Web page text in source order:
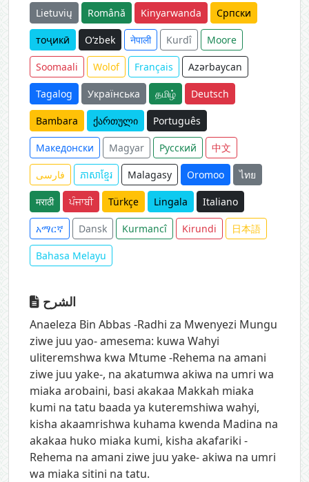
Lietuvių Română Kinyarwanda Српски
тоҷикӣ O‘zbek नेपाली Kurdî Moore
Soomaali Wolof Français Azərbaycan
Tagalog Українська தமிழ் Deutsch
Bambara ქართული Português
Македонски Magyar Русский 中文
فارسی ភាសាខ្មែរ Malagasy Oromoo ไทย
मराठी ਪੰਜਾਬੀ Türkçe Lingala Italiano
አማርኛ Dansk Kurmancî Kirundi 日本語
Bahasa Melayu
الشرح
Anaeleza Bin Abbas -Radhi za Mwenyezi Mungu
ziwe juu yao- amesema: kuwa Wahyi
uliteremshwa kwa Mtume -Rehema na amani
ziwe juu yake-, na akatumwa akiwa na umri wa
miaka arobaini, basi akakaa Makkah miaka
kumi na tatu baada ya kuteremshiwa wahyi,
kisha akaamrishwa kuhama kwenda Madina na
akakaa huko miaka kumi, kisha akafariki -
Rehema na amani ziwe juu yake- akiwa na umri
wa miaka sitini na tatu.